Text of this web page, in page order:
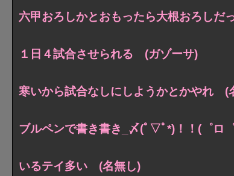
六甲おろしかとおもったら大根おろし
１日４試合させられる (ガゾーサ)
寒いから試合なしにしようかとかやれ (
ブルペンで書き書き_〆(ﾟ▽ﾟ*)！！(゜ロ
いるテイ多い (名無し)